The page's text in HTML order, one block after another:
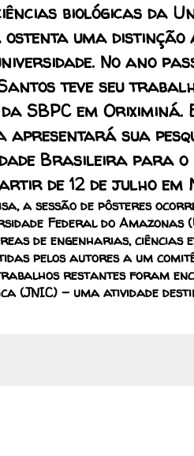
biológicas da
uma
No ano
teve seu
SBPC em Oriximiná.
sua
Brasileira para
de 12 de julho em
a sessão de pôsteres
Federal do Amazonas
de engenharias,
pelos autores a um
restantes foram
(JNIC) – uma atividade